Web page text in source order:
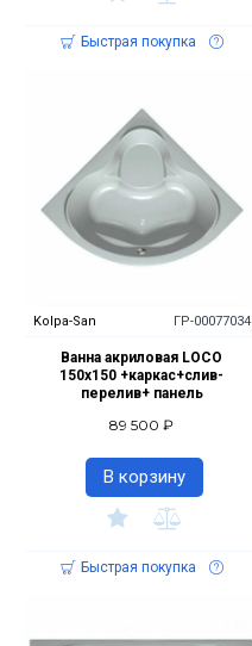
Быстрая покупка
Kolpa-San ГР-00077034
Ванна акриловая LOCO
150х150 +каркас+слив-
перелив+ панель
89 500 ₽
В корзину
Быстрая покупка